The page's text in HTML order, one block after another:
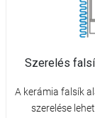
Szerelés
A kerámia falsík
szerelése